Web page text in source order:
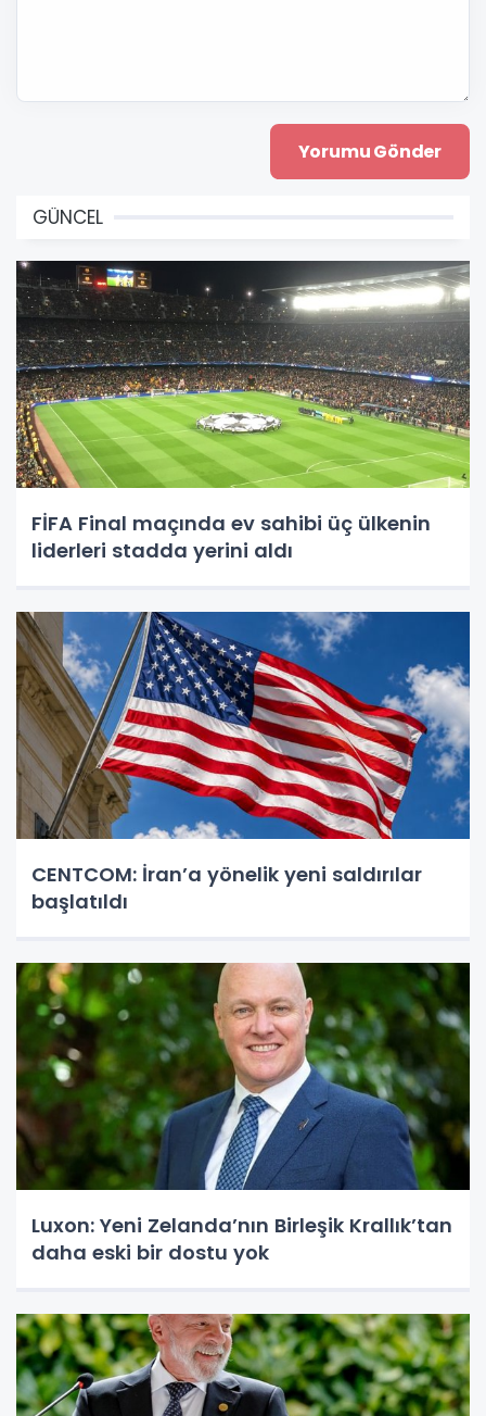
GÜNCEL
FİFA Final maçında ev sahibi üç ülkenin
liderleri stadda yerini aldı
CENTCOM: İran’a yönelik yeni saldırılar
başlatıldı
Luxon: Yeni Zelanda’nın Birleşik Krallık’tan
daha eski bir dostu yok